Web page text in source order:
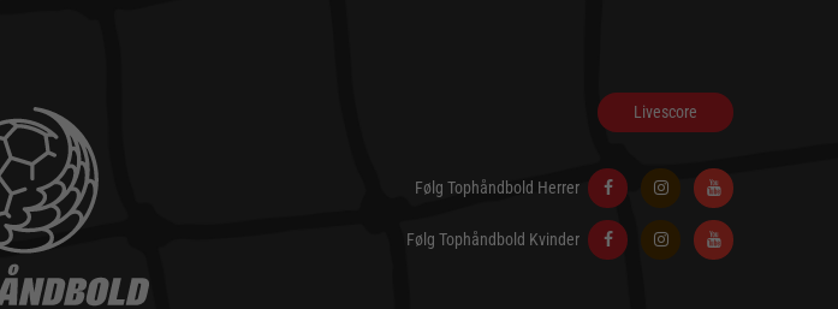
Livescore
Følg Tophåndbold Herrer
Følg Tophåndbold Kvinder